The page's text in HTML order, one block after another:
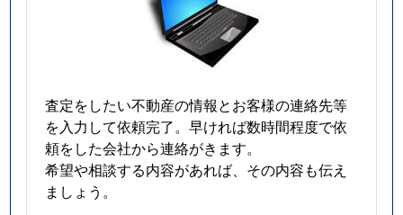
査定をしたい不動産の情報とお客様の連絡先等
を入力して依頼完了。早ければ数時間程度で依
頼をした会社から連絡がきます。
希望や相談する内容があれば、その内容も伝え
ましょう。